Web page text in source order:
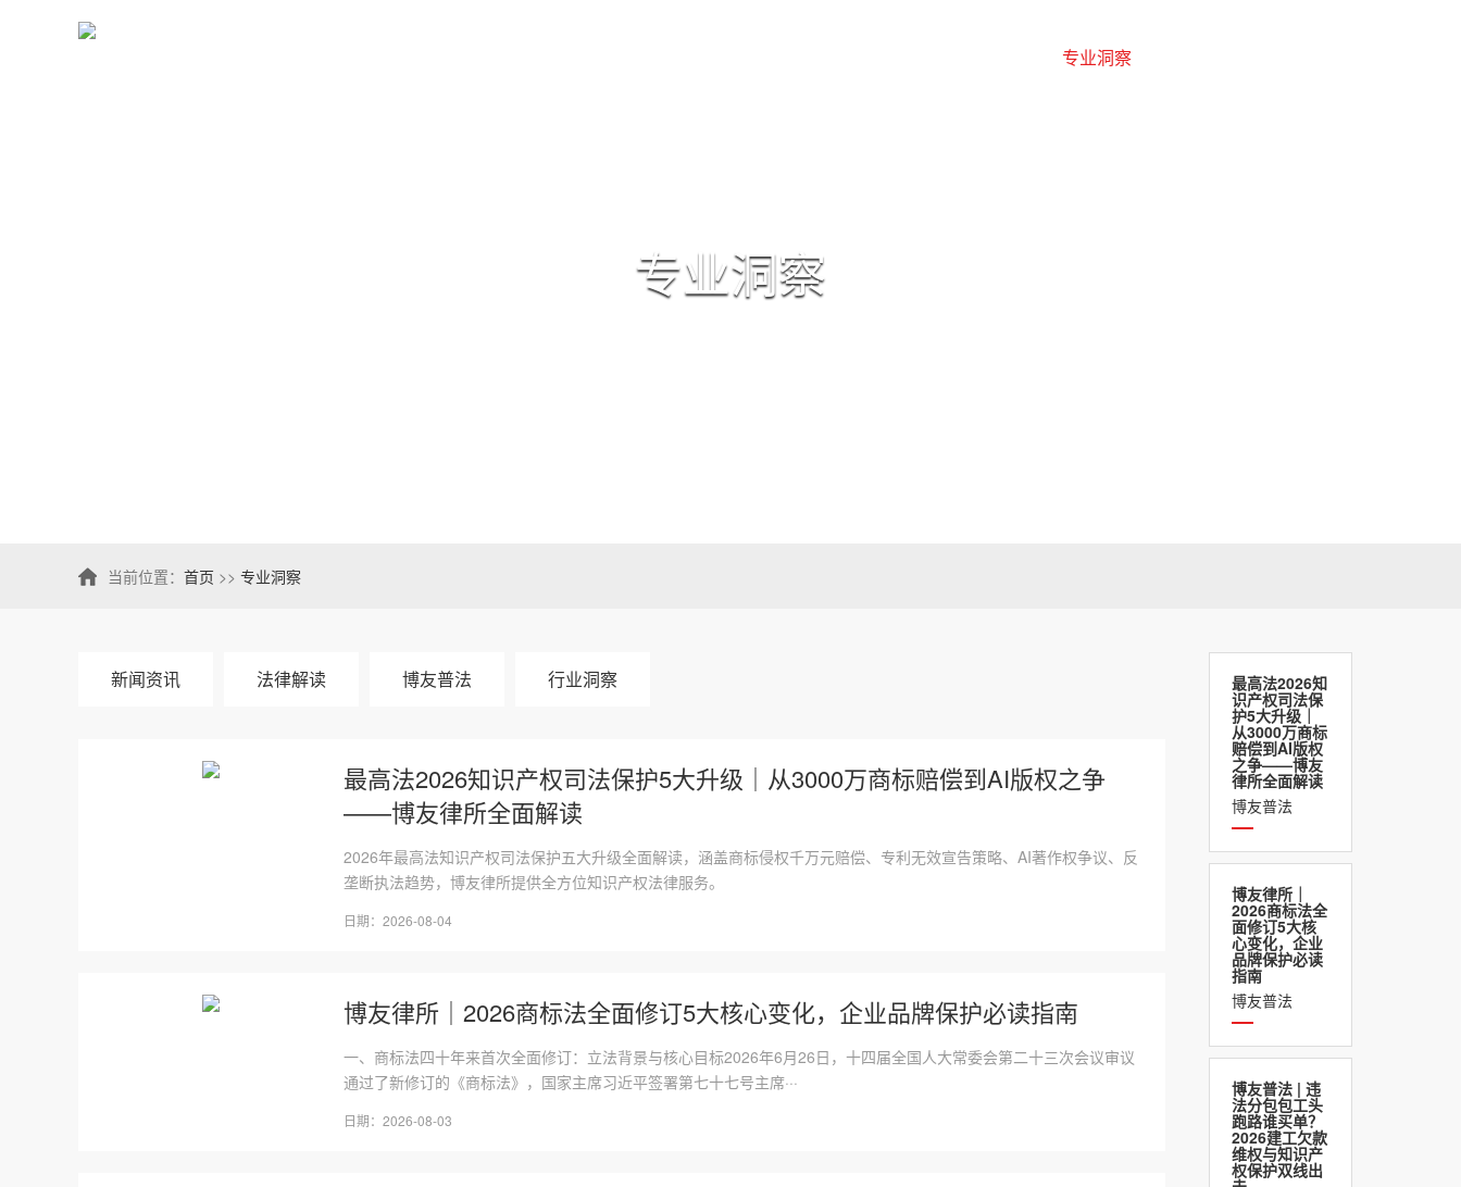
专业洞察
专业洞察
当前位置： 首页 >> 专业洞察
最高法2026知
识产权司法保
护5大升级｜
从3000万商标
赔偿到AI版权
之争——博友
律所全面解读
博友普法
博友律所｜
2026商标法全
面修订5大核
心变化，企业
品牌保护必读
指南
博友普法
博友普法 | 违
法分包包工头
跑路谁买单？
2026建工欠款
维权与知识产
权保护双线出
新闻资讯 法律解读 博友普法 行业洞察
最高法2026知识产权司法保护5大升级｜从3000万商标赔偿到AI版权之争
——博友律所全面解读
2026年最高法知识产权司法保护五大升级全面解读，涵盖商标侵权千万元赔偿、专利无效宣告策略、AI著作权争议、反
垄断执法趋势，博友律所提供全方位知识产权法律服务。
日期：2026-08-04
博友律所｜2026商标法全面修订5大核心变化，企业品牌保护必读指南
一、商标法四十年来首次全面修订：立法背景与核心目标2026年6月26日，十四届全国人大常委会第二十三次会议审议
通过了新修订的《商标法》，国家主席习近平签署第七十七号主席···
日期：2026-08-03